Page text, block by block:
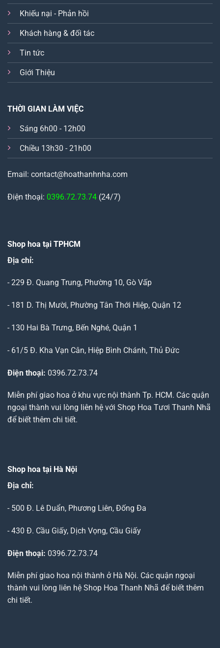
Khiếu nại - Phản hồi
Khách hàng & đối tác
Tin tức
Giới Thiệu
THỜI GIAN LÀM VIỆC
Sáng 6h00 - 12h00
Chiều 13h30 - 21h00
Email: contact@hoathanhnha.com
Điện thoại: 0396.72.73.74 (24/7)
Shop hoa tại TPHCM
Địa chỉ:
- 229 Đ. Quang Trung, Phường 10, Gò Vấp
- 181 D. Thị Mười, Phường Tân Thới Hiệp, Quận 12
- 130 Hai Bà Trưng, Bến Nghé, Quận 1
- 61/5 Đ. Kha Vạn Cân, Hiệp Bình Chánh, Thủ Đức
Điện thoại: 0396.72.73.74
Miễn phí giao hoa ở khu vực nội thành Tp. HCM. Các quận
ngoại thành vui lòng liên hệ với Shop Hoa Tươi Thanh Nhã
để biết thêm chi tiết.
Shop hoa tại Hà Nội
Địa chỉ:
- 500 Đ. Lê Duẩn, Phương Liên, Đống Đa
- 430 Đ. Cầu Giấy, Dịch Vọng, Cầu Giấy
Điện thoại: 0396.72.73.74
Miễn phí giao hoa nội thành ở Hà Nội. Các quận ngoại
thành vui lòng liên hệ Shop Hoa Thanh Nhã để biết thêm
chi tiết.